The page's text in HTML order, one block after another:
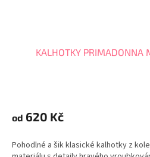
KALHOTKY
od 620 Kč
Pohodlné a šik klasické kalhotky z